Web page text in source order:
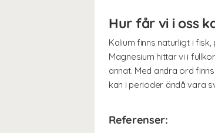
Hur får vi i oss
Kalium finns naturligt i
Magnesium hittar vi i
annat. Med andra ord
kan i perioder ändå vara
Referenser: